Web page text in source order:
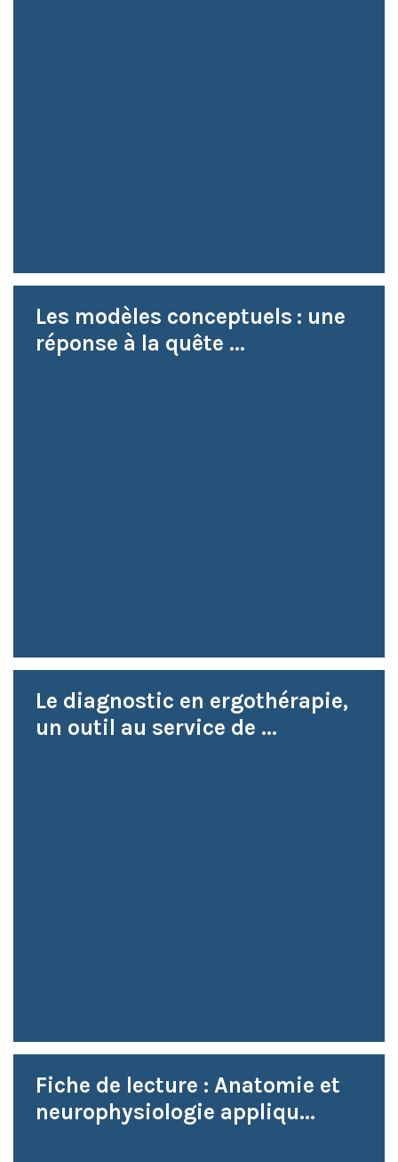
Les modèles conceptuels : une
réponse à la quête ...
Le diagnostic en ergothérapie,
un outil au service de ...
Fiche de lecture : Anatomie et
neurophysiologie appliqu...